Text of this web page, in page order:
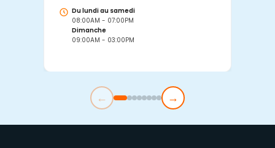
Du lundi au samedi
08:00AM - 07:00PM
Dimanche
09:00AM - 03:00PM
← →